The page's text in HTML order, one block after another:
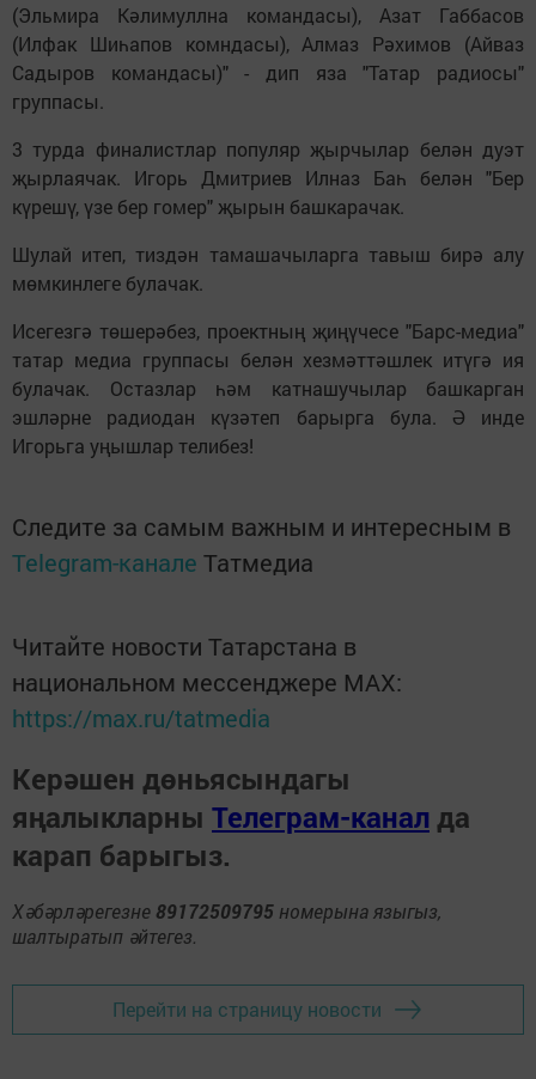
(Эльмира Кәлимуллна командасы), Азат Габбасов
(Илфак Шиһапов комндасы), Алмаз Рәхимов (Айваз
Садыров командасы)" - дип яза "Татар радиосы"
группасы.
3 турда финалистлар популяр җырчылар белән дуэт
җырлаячак. Игорь Дмитриев Илназ Баһ белән "Бер
күрешү, үзе бер гомер" җырын башкарачак.
Шулай итеп, тиздән тамашачыларга тавыш бирә алу
мөмкинлеге булачак.
Исегезгә төшерәбез, проектның җиңүчесе "Барс-медиа"
татар медиа группасы белән хезмәттәшлек итүгә ия
булачак. Остазлар һәм катнашучылар башкарган
эшләрне радиодан күзәтеп барырга була. Ә инде
Игорьга уңышлар телибез!
Следите за самым важным и интересным в
Telegram-канале Татмедиа
Читайте новости Татарстана в
национальном мессенджере MАХ:
https://max.ru/tatmedia
Керәшен дөньясындагы
яңалыкларны Телеграм-канал да
карап барыгыз.
Хәбәрләрегезне 89172509795 номерына языгыз,
шалтыратып әйтегез.
Перейти на страницу новости